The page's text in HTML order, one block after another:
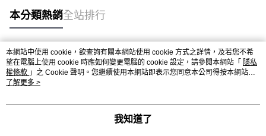
本分類熱銷全站排行
熱門標籤
本網站中使用 cookie，欲查詢有關本網站使用 cookie 方式之詳情，及若您不希
望在電腦上使用 cookie 時應如何變更電腦的 cookie 設定，請參閱本網站「 隱私
權條款 」之 Cookie 聲明。您繼續使用本網站即表示您同意本公司得按本網站使
用條款之 Cookie 聲明使用 cookie。
了解更多 >
我知道了